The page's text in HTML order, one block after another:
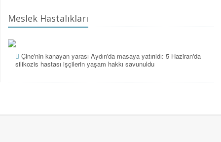
Meslek Hastalıkları
Çine'nin kanayan yarası Aydın'da masaya yatırıldı: 5 Haziran'da
silikozis hastası işçilerin yaşam hakkı savunuldu